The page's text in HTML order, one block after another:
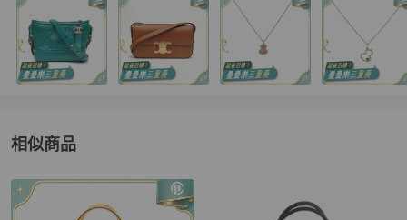
相似商品
更多相似Hermès女包推薦精品